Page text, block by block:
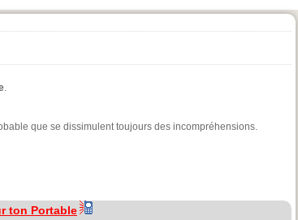
.
que se dissimulent toujours des incompréhensions.
ton Portable